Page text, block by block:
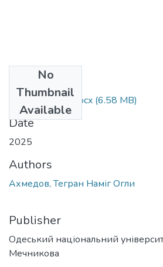
No
Thumbnail
Available
052_Ахмедов.docx (6.58 MB)
Date
2025
Authors
Ахмедов, Тегран Наміг Огли
Publisher
Одеський національний
Мечникова